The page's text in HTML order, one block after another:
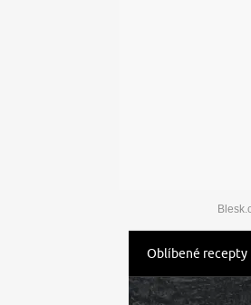
Oblíbené recepty